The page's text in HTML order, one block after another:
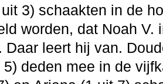
3) schaakten in de
worden, dat Noah V.
Daar leert hij van.
deden mee in de